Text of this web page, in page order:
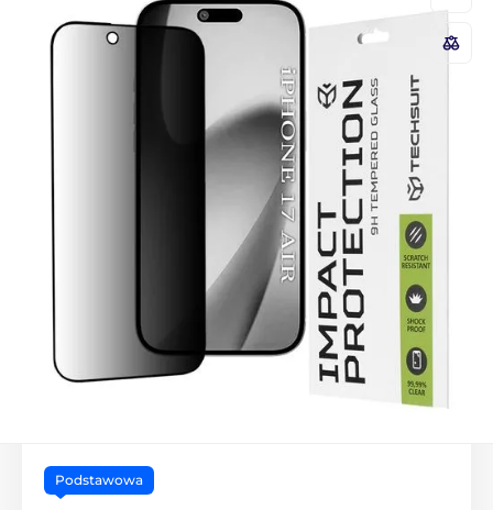
Podstawowa